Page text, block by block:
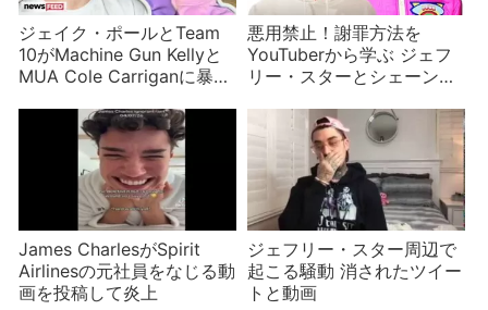
ジェイク・ポールとTeam
10がMachine Gun Kellyと
MUA Cole Carriganに暴露
悪用禁止！謝罪方法を
YouTuberから学ぶ ジェフ
リー・スターとシェーン・
James CharlesがSpirit
Airlinesの元社員をなじる動
画を投稿して炎上
ジェフリー・スター周辺で
起こる騒動 消されたツイー
トと動画